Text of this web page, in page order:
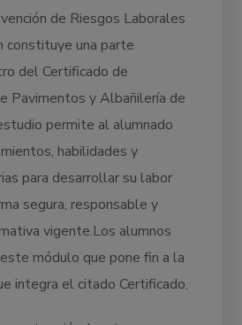
de Riesgos Laborales
constituye una parte
del Certificado de
Pavimentos y Albañilería de
permite al alumnado
habilidades y
para desarrollar su labor
segura, responsable y
vigente.Los alumnos
módulo que pone fin a la
integra el citado Certificado.